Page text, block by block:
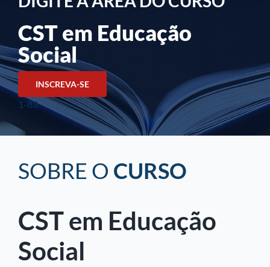
CST em Educação
Social
INSCREVA-SE
1-83
SOBRE O CURSO
CST em Educação
Social